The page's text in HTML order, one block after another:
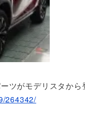
ツがモデリスタから
264342/